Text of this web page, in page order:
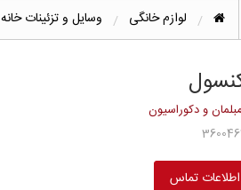
لوازم خانگی وسایل و تزئینات خانه
مبلمان و دکوراسیون
تماس